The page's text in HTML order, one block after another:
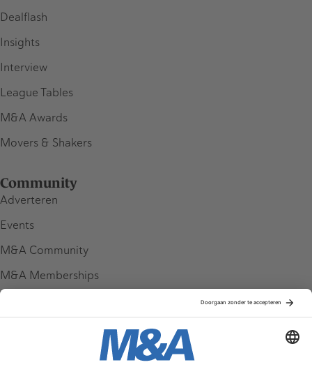
Dealflash
Insights
Interview
League Tables
M&A Awards
Movers & Shakers
Community
Adverteren
Events
M&A Community
M&A Memberships